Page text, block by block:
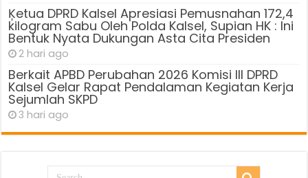
Ķetua DPRD Kalsel Apresiasi Pemusnahan 172,4
kilogram Sabu Oleh Polda Kalsel, Supian HK : Ini
Bentuk Nyata Dukungan Asta Cita Presiden
2 hari ago
Berkait APBD Perubahan 2026 Komisi III DPRD
Kalsel Gelar Rapat Pendalaman Kegiatan Kerja
Sejumlah SKPD
3 hari ago